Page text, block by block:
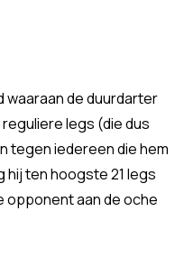
waaraan de duurdarter
legs (die dus
tegen iedereen die hem
ten hoogste 21 legs
opponent aan de oche